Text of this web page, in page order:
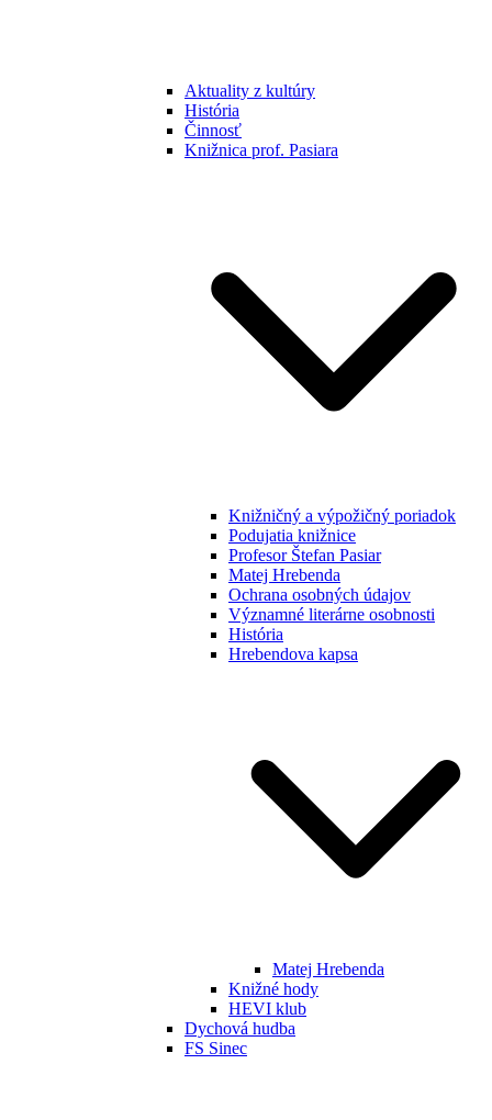
Aktuality z kultúry
História
Činnosť
Knižnica prof. Pasiara
Knižničný a výpožičný poriadok
Podujatia knižnice
Profesor Štefan Pasiar
Matej Hrebenda
Ochrana osobných údajov
Významné literárne osobnosti
História
Hrebendova kapsa
Matej Hrebenda
Knižné hody
HEVI klub
Dychová hudba
FS Sinec